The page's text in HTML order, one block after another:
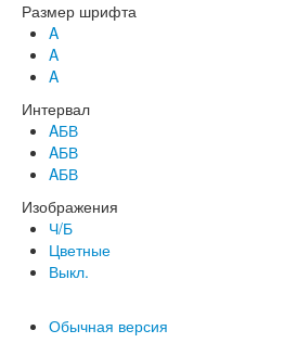
Размер шрифта
A
A
A
Интервал
AБВ
AБВ
AБВ
Изображения
Ч/Б
Цветные
Выкл.
Обычная версия